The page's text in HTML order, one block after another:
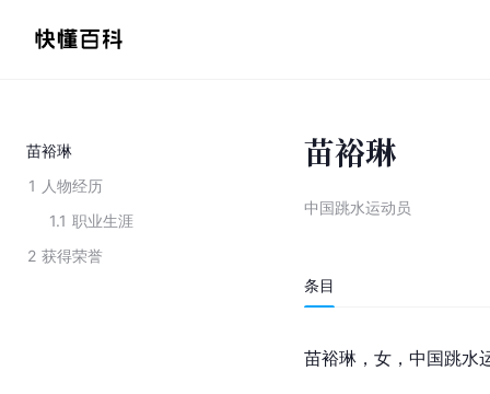
苗裕琳
1 人物经历
1.1 职业生涯
2 获得荣誉
苗裕琳
中国跳水运动员
条目
苗裕琳，女，中国跳水